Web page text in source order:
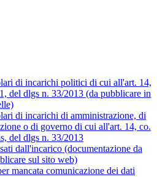
di incarichi politici di cui all'art. 14,
del dlgs n. 33/2013 (da pubblicare in
di incarichi di amministrazione, di
o di governo di cui all'art. 14, co.
del dlgs n. 33/2013
dall'incarico (documentazione da
sul sito web)
mancata comunicazione dei dati